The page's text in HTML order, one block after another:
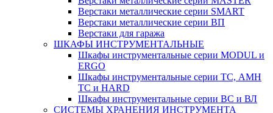
Верстаки металлические серии SMART
Верстаки металлические серии ВП
Верстаки для гаража
ШКАФЫ ИНСТРУМЕНТАЛЬНЫЕ
Шкафы инструментальные серии MODUL и
ERGO
Шкафы инструментальные серии ТС, АМН
ТС и HARD
Шкафы инструментальные серии ВС и ВЛ
СИСТЕМЫ ХРАНЕНИЯ ИНСТРУМЕНТА